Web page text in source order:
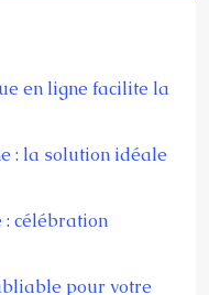
en ligne facilite la
: la solution idéale
célébration
pour votre